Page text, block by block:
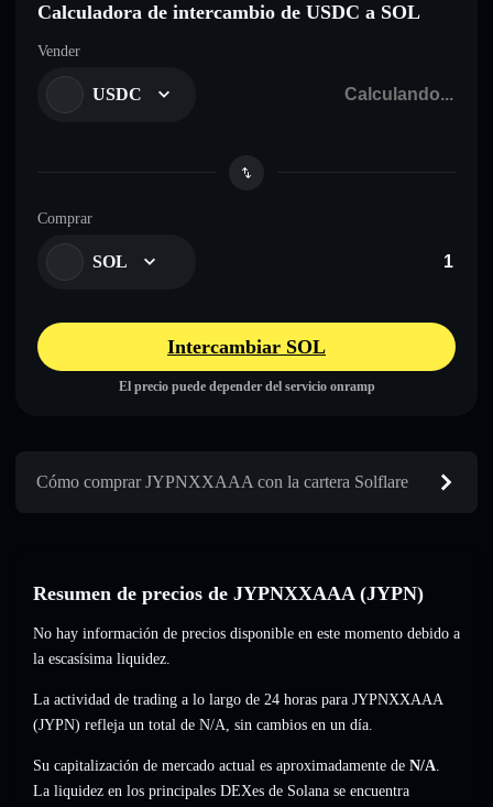
Calculadora de intercambio de USDC a SOL
Vender
USDC
Comprar
SOL
Intercambiar SOL
El precio puede depender del servicio onramp
Cómo comprar JYPNXXAAA con la cartera Solflare
Resumen de precios de JYPNXXAAA (JYPN)
No hay información de precios disponible en este momento debido a
la escasísima liquidez.
La actividad de trading a lo largo de 24 horas para JYPNXXAAA
(JYPN) refleja un total de N/A, sin cambios en un día.
Su capitalización de mercado actual es aproximadamente de N/A.
La liquidez en los principales DEXes de Solana se encuentra